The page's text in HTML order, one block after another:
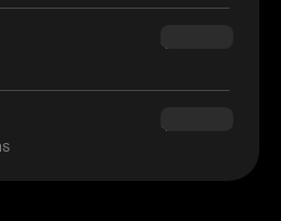
$160.00
$180.00